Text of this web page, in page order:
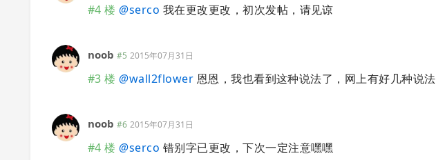
#4 楼 @serco 我在更改更改，初次发帖，请见谅
noob #5 2015年07月31日
#3 楼 @wall2flower 恩恩，我也看到这种说法了，网上有好几种说法
noob #6 2015年07月31日
#4 楼 @serco 错别字已更改，下次一定注意嘿嘿